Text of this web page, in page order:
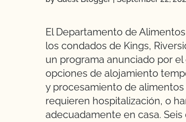
El Departamento de
los condados de Kings,
un programa anunciado por
opciones de alojamiento
y procesamiento de alimentos
requieren hospitalización, o
adecuadamente en casa.